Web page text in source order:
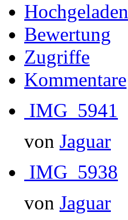
Hochgeladen
Bewertung
Zugriffe
Kommentare
IMG_5941
von Jaguar
IMG_5938
von Jaguar